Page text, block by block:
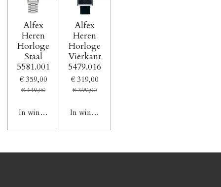
Alfex
Heren
Horloge
Staal
5581.001
€ 359,00
€ 449,00
In winkelwagen
Alfex
Heren
Horloge
Vierkant
5479.016
€ 319,00
€ 399,00
In winkelwagen